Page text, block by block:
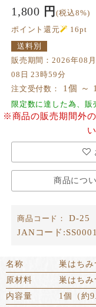
1,800 円(税込8%)
ポイント還元
16pt
送料別
販売期間：2026年08
08日 23時59分
注文受付数：
1個 ～
限定数に達した為、販
※商品の販売期間外
商品につ
商品コード：
D-25
JANコード:
名称
巣はちみ
原材料
巣はちみ
内容量
1個（約